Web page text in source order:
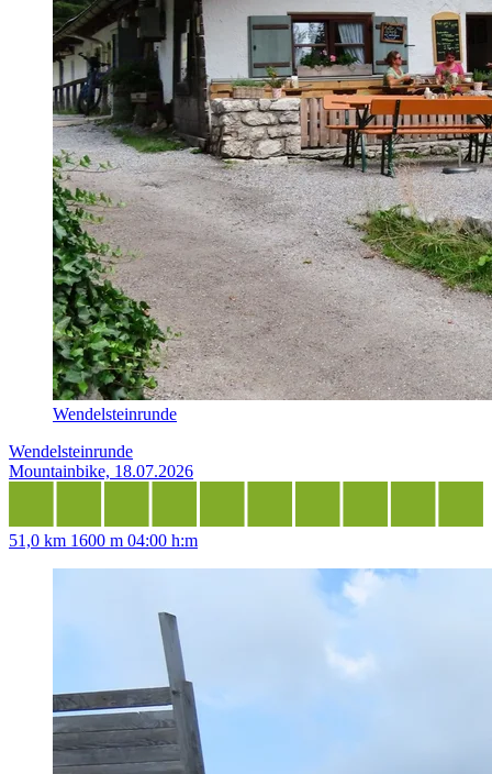
Wendelsteinrunde
Wendelsteinrunde
Mountainbike, 18.07.2026
51,0 km 1600 m 04:00 h:m